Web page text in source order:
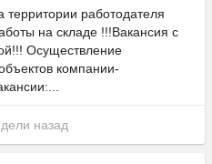
работодателя
нa складе !!!Вакансия с
Осуществление
компании-
назад